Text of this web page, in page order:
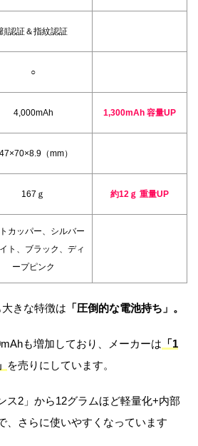
顔認証＆指紋認証
○
4,000mAh 1,300mAh 容量UP
（mm）
167ｇ 約12ｇ 重量UP
カッパー、シルバー
ト、ブラック、ディ
ープピンク
きな特徴は 「圧倒的な電池持ち」。
も増加しており、メーカーは 「1
を売りにしています。
ス2」から12グラムほど軽量化+内部
、さらに使いやすくなっています